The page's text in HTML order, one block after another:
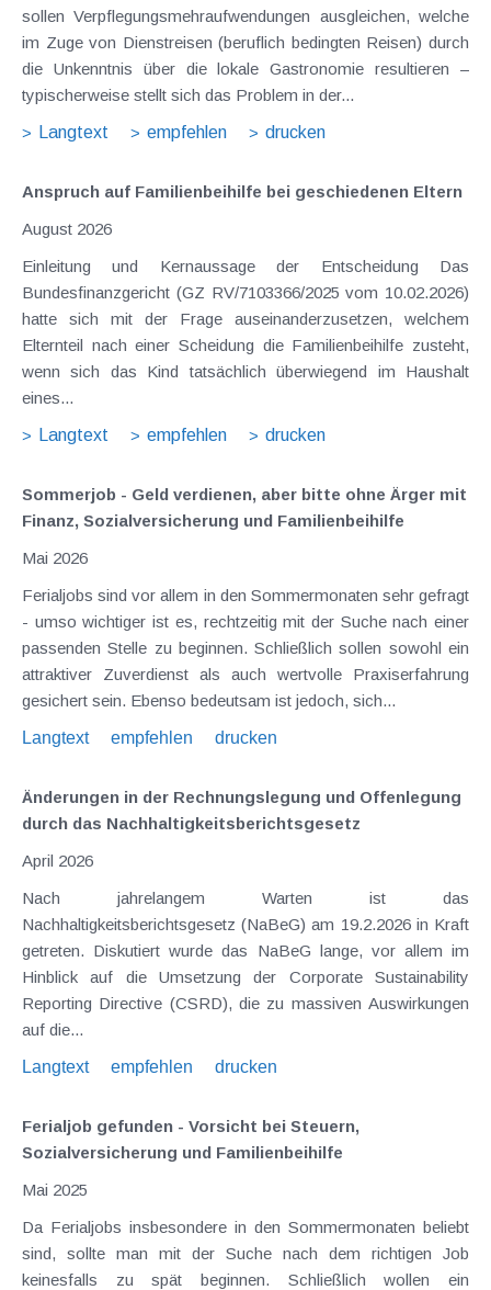
sollen Verpflegungsmehraufwendungen ausgleichen, welche
im Zuge von Dienstreisen (beruflich bedingten Reisen) durch
die Unkenntnis über die lokale Gastronomie resultieren –
typischerweise stellt sich das Problem in der...
Langtext
empfehlen drucken
Anspruch auf Familienbeihilfe bei geschiedenen Eltern
August 2026
Einleitung und Kernaussage der Entscheidung Das
Bundesfinanzgericht (GZ RV/7103366/2025 vom 10.02.2026)
hatte sich mit der Frage auseinanderzusetzen, welchem
Elternteil nach einer Scheidung die Familienbeihilfe zusteht,
wenn sich das Kind tatsächlich überwiegend im Haushalt
eines...
Langtext
empfehlen drucken
Sommerjob - Geld verdienen, aber bitte ohne Ärger mit
Finanz, Sozialversicherung und Familienbeihilfe
Mai 2026
Ferialjobs sind vor allem in den Sommermonaten sehr gefragt
- umso wichtiger ist es, rechtzeitig mit der Suche nach einer
passenden Stelle zu beginnen. Schließlich sollen sowohl ein
attraktiver Zuverdienst als auch wertvolle Praxiserfahrung
gesichert sein. Ebenso bedeutsam ist jedoch, sich...
Langtext
empfehlen drucken
Änderungen in der Rechnungslegung und Offenlegung
durch das Nachhaltigkeits­berichts­gesetz
April 2026
Nach jahrelangem Warten ist das
Nachhaltigkeitsberichtsgesetz (NaBeG) am 19.2.2026 in Kraft
getreten. Diskutiert wurde das NaBeG lange, vor allem im
Hinblick auf die Umsetzung der Corporate Sustainability
Reporting Directive (CSRD), die zu massiven Auswirkungen
auf die...
Langtext
empfehlen drucken
Ferialjob gefunden - Vorsicht bei Steuern,
Sozialversicherung und Familienbeihilfe
Mai 2025
Da Ferialjobs insbesondere in den Sommermonaten beliebt
sind, sollte man mit der Suche nach dem richtigen Job
keinesfalls zu spät beginnen. Schließlich wollen ein